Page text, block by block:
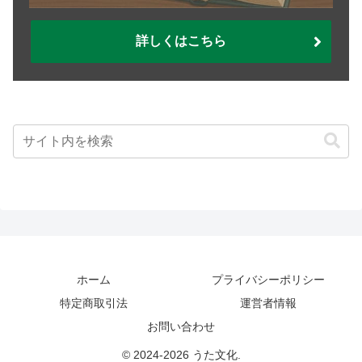
詳しくはこちら
ホーム
プライバシーポリシー
特定商取引法
運営者情報
お問い合わせ
© 2024-2026 うた文化.